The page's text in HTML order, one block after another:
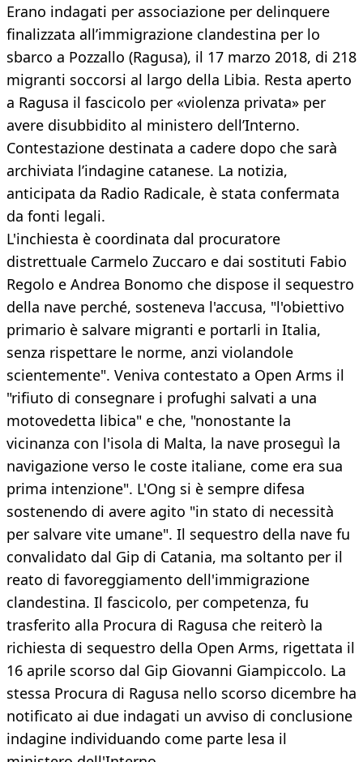
Erano indagati per associazione per delinquere
finalizzata all’immigrazione clandestina per lo
sbarco a Pozzallo (Ragusa), il 17 marzo 2018, di 218
migranti soccorsi al largo della Libia. Resta aperto
a Ragusa il fascicolo per «violenza privata» per
avere disubbidito al ministero dell’Interno.
Contestazione destinata a cadere dopo che sarà
archiviata l’indagine catanese. La notizia,
anticipata da Radio Radicale, è stata confermata
da fonti legali.
L'inchiesta è coordinata dal procuratore
distrettuale Carmelo Zuccaro e dai sostituti Fabio
Regolo e Andrea Bonomo che dispose il sequestro
della nave perché, sosteneva l'accusa, "l'obiettivo
primario è salvare migranti e portarli in Italia,
senza rispettare le norme, anzi violandole
scientemente". Veniva contestato a Open Arms il
"rifiuto di consegnare i profughi salvati a una
motovedetta libica" e che, "nonostante la
vicinanza con l'isola di Malta, la nave proseguì la
navigazione verso le coste italiane, come era sua
prima intenzione". L'Ong si è sempre difesa
sostenendo di avere agito "in stato di necessità
per salvare vite umane". Il sequestro della nave fu
convalidato dal Gip di Catania, ma soltanto per il
reato di favoreggiamento dell'immigrazione
clandestina. Il fascicolo, per competenza, fu
trasferito alla Procura di Ragusa che reiterò la
richiesta di sequestro della Open Arms, rigettata il
16 aprile scorso dal Gip Giovanni Giampiccolo. La
stessa Procura di Ragusa nello scorso dicembre ha
notificato ai due indagati un avviso di conclusione
indagine individuando come parte lesa il